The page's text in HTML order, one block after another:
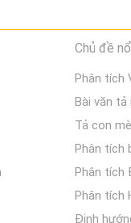
Chủ đề
Phân tích
Bài văn tả
Tả con
Phân tích
Phân tích
Phân tích
Định